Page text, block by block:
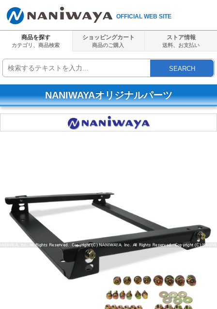
OFFICIAL WEB SITE
商品を探す
カテゴリ、商品検索
ショッピングカート
商品のご購入
ストア情報
送料、 お支払い
SEARCH
NANIWAYAオリジナルパーツ